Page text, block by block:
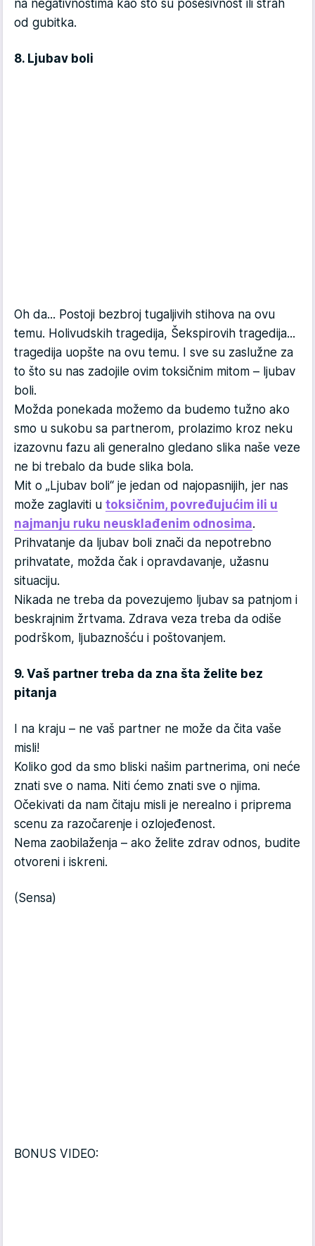
na negativnostima kao što su posesivnost ili strah
od gubitka.
8. Ljubav boli
Oh da... Postoji bezbroj tugaljivih stihova na ovu
temu. Holivudskih tragedija, Šekspirovih tragedija...
tragedija uopšte na ovu temu. I sve su zaslužne za
to što su nas zadojile ovim toksičnim mitom – ljubav
boli.
Možda ponekada možemo da budemo tužno ako
smo u sukobu sa partnerom, prolazimo kroz neku
izazovnu fazu ali generalno gledano slika naše veze
ne bi trebalo da bude slika bola.
Mit o „Ljubav boli“ je jedan od najopasnijih, jer nas
može zaglaviti u toksičnim, povređujućim ili u
najmanju ruku neusklađenim odnosima.
Prihvatanje da ljubav boli znači da nepotrebno
prihvatate, možda čak i opravdavanje, užasnu
situaciju.
Nikada ne treba da povezujemo ljubav sa patnjom i
beskrajnim žrtvama. Zdrava veza treba da odiše
podrškom, ljubaznošću i poštovanjem.
9. Vaš partner treba da zna šta želite bez
pitanja
I na kraju – ne vaš partner ne može da čita vaše
misli!
Koliko god da smo bliski našim partnerima, oni neće
znati sve o nama. Niti ćemo znati sve o njima.
Očekivati da nam čitaju misli je nerealno i priprema
scenu za razočarenje i ozlojeđenost.
Nema zaobilaženja – ako želite zdrav odnos, budite
otvoreni i iskreni.
(Sensa)
BONUS VIDEO: